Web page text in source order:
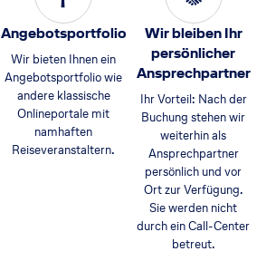
Angebotsportfolio
Wir bieten Ihnen ein
Angebotsportfolio wie
andere klassische
Onlineportale mit
namhaften
Reiseveranstaltern.
Wir bleiben Ihr
persönlicher
Ansprechpartner
Ihr Vorteil: Nach der
Buchung stehen wir
weiterhin als
Ansprechpartner
persönlich und vor
Ort zur Verfügung.
Sie werden nicht
durch ein Call-Center
betreut.